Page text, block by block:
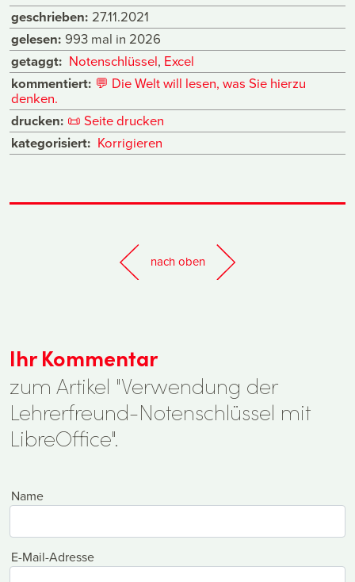
geschrieben: 27.11.2021
gelesen: 993 mal in 2026
getaggt: Notenschlüssel, Excel
kommentiert: 💬 Die Welt will lesen, was Sie hierzu
denken.
drucken: 📜 Seite drucken
kategorisiert: Korrigieren
nach oben
Ihr Kommentar
zum Artikel "Verwendung der
Lehrerfreund-Notenschlüssel mit
LibreOffice".
Name
E-Mail-Adresse